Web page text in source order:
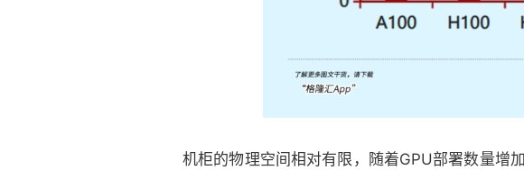
机柜的物理空间相对有限，随着GPU部署数量增